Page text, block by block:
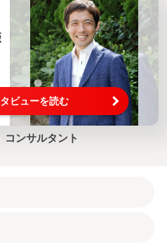
ビューを読む
ンサルタント